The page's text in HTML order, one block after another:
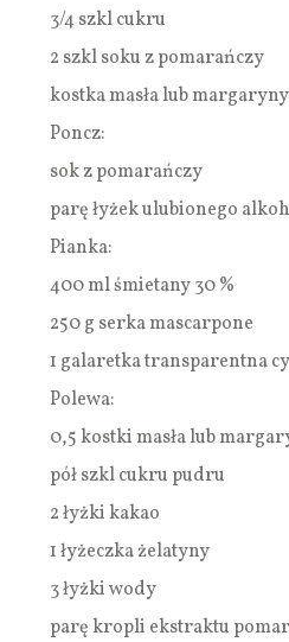
3/4 szkl cukru
2 szkl soku z pomarańczy
kostka masła lub
Poncz:
sok z pomarańczy
parę łyżek ulubionego
Pianka:
400 ml śmietany 30 %
250 g serka mascarpone
1 galaretka transparentna
Polewa:
0,5 kostki masła lub
pół szkl cukru pudru
2 łyżki kakao
1 łyżeczka żelatyny
3 łyżki wody
parę kropli ekstraktu